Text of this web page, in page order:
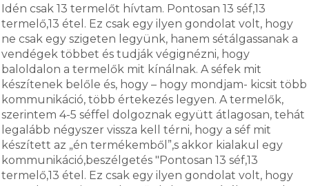
Idén csak 13 termelőt hívtam. Pontosan 13 séf,13
termelő,13 étel. Ez csak egy ilyen gondolat volt, hogy
ne csak egy szigeten legyünk, hanem sétálgassanak a
vendégek többet és tudják végignézni, hogy
baloldalon a termelők mit kínálnak. A séfek mit
készítenek belőle és, hogy – hogy mondjam- kicsit több
kommunikáció, több értekezés legyen. A termelők,
szerintem 4-5 séffel dolgoznak együtt átlagosan, tehát
legalább négyszer vissza kell térni, hogy a séf mit
készített az „én termékemből”,s akkor kialakul egy
kommunikáció,beszélgetés "Pontosan 13 séf,13
termelő,13 étel. Ez csak egy ilyen gondolat volt, hogy